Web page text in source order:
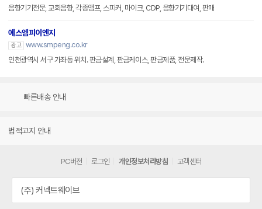
음향기기전문, 교회음향, 각종앰프, 스피커, 마이크, CDP, 음향기기대여, 판매
에스엠피이엔지
광고 www.smpeng.co.kr
인천광역시 서구 가좌동 위치. 판금설계, 판금케이스, 판금제품, 전문제작.
빠른배송 안내
법적고지 안내
PC버전 로그인 개인정보처리방침 고객센터
(주) 커넥트웨이브